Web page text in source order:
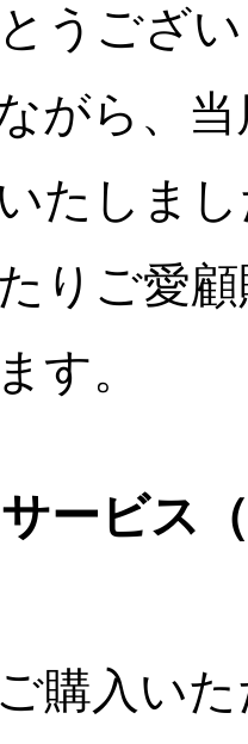
うござ
がら、
たしま
りご愛
す。
ービス
購入い